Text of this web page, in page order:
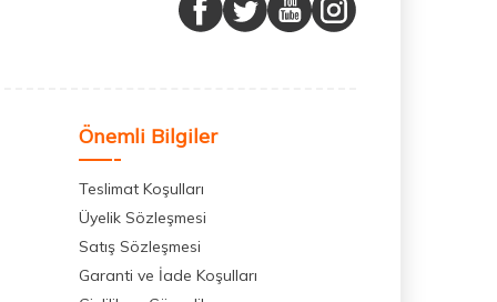
Önemli Bilgiler
Teslimat Koşulları
Üyelik Sözleşmesi
Satış Sözleşmesi
Garanti ve İade Koşulları